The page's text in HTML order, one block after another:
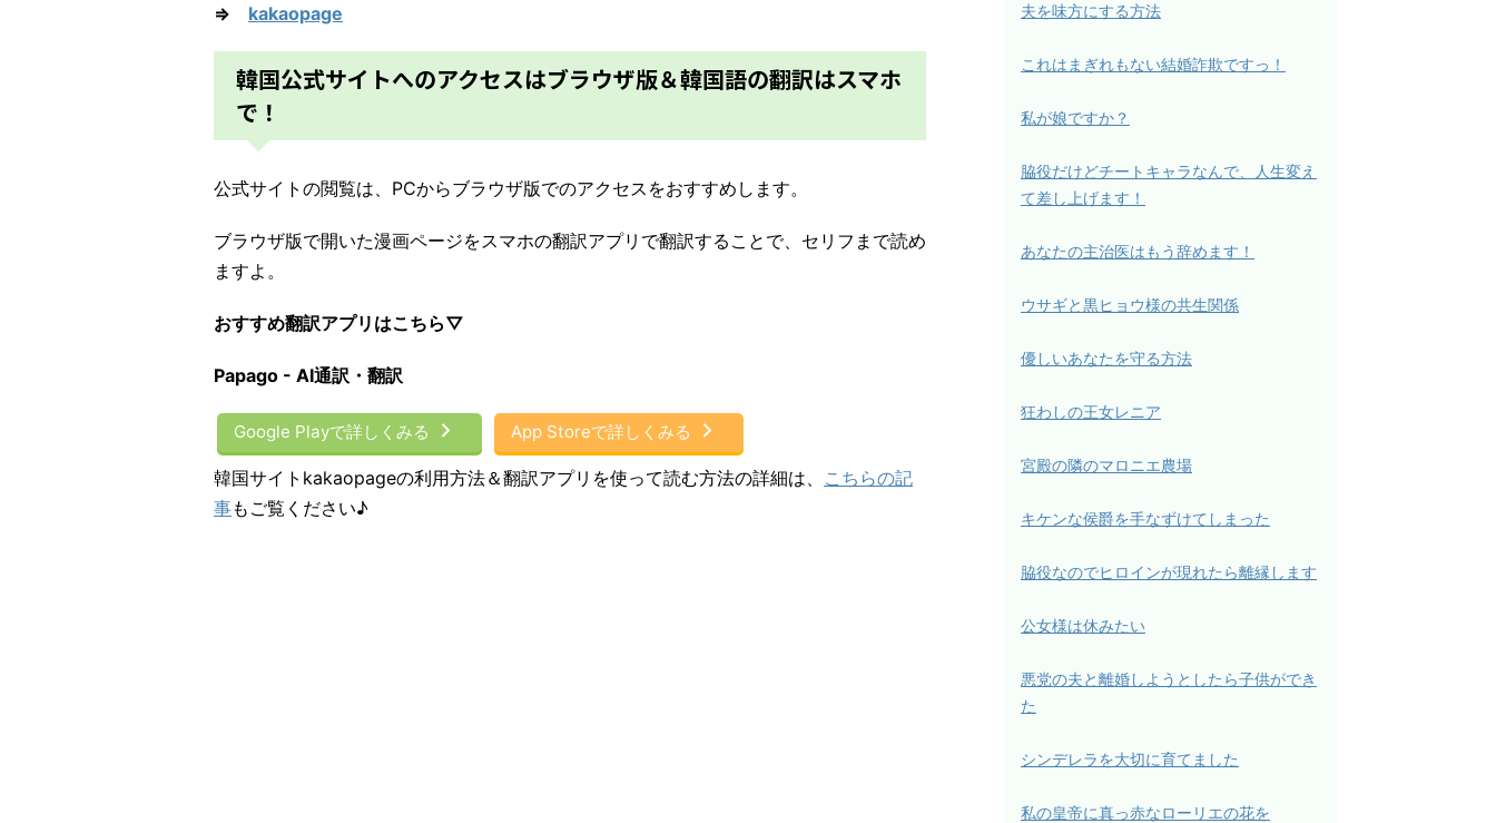
⇒ kakaopage
韓国公式サイトへのアクセスはブラウザ版＆韓国語の翻訳はスマホ
で！
公式サイトの閲覧は、PCからブラウザ版でのアクセスをおすすめします。
ブラウザ版で開いた漫画ページをスマホの翻訳アプリで翻訳することで、セリフまで読め
ますよ。
おすすめ翻訳アプリはこちら▽
Papago - AI通訳・翻訳
Google Playで詳しくみる App Storeで詳しくみる
韓国サイトkakaopageの利用方法＆翻訳アプリを使って読む方法の詳細は、 こちらの記
事もご覧ください♪
夫を味方にする方法
これはまぎれもない結婚詐欺ですっ！
私が娘ですか？
脇役だけどチートキャラなんで、人生変え
て差し上げます！
あなたの主治医はもう辞めます！
ウサギと黒ヒョウ様の共生関係
優しいあなたを守る方法
狂わしの王女レニア
宮殿の隣のマロニエ農場
キケンな侯爵を手なずけてしまった
脇役なのでヒロインが現れたら離縁します
公女様は休みたい
悪党の夫と離婚しようとしたら子供ができ
た
シンデレラを大切に育てました
私の皇帝に真っ赤なローリエの花を